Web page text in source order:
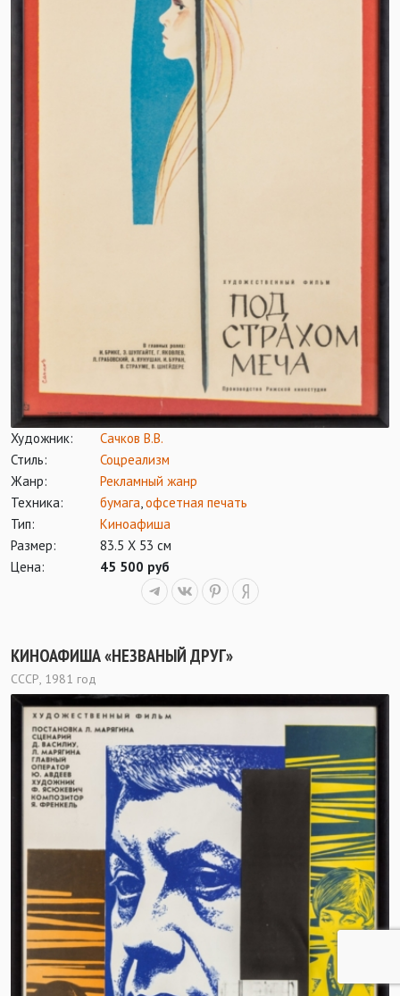
Художник:
Сачков В.В.
Стиль:
Соцреализм
Жанр:
Рекламный жанр
Техника:
бумага офсетная печать
Тип:
Киноафиша
Размер:
83.5 Х 53 см
Цена:
45 500 руб
КИНОАФИША «НЕЗВАНЫЙ ДРУГ»
СССР, 1981 год